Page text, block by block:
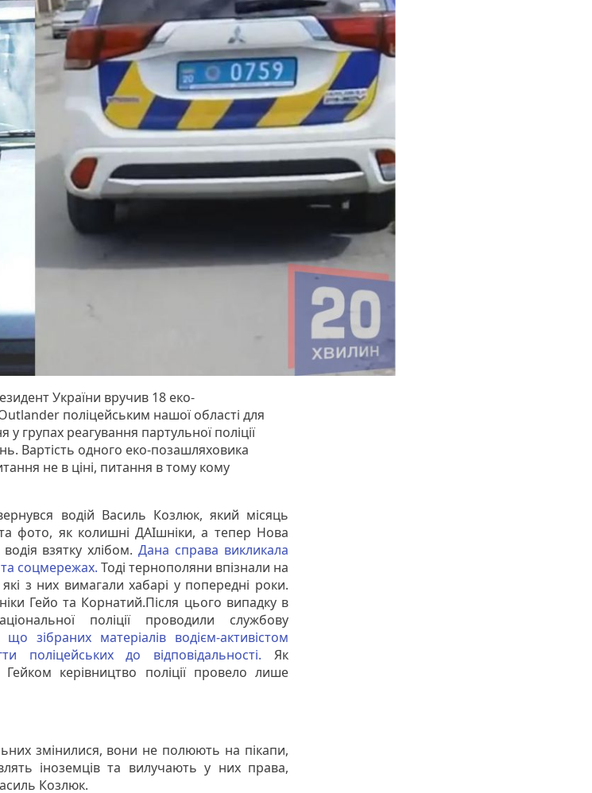
України вручив 18 еко-
поліцейським нашої області для
групах реагування партульної поліції
Вартість одного еко-позашляховика
не в ціні, питання в тому кому
водій Василь Козлюк, який місяць
фото, як колишні ДАІшніки, а тепер Нова
взятку хлібом.Дана справа викликала
соцмережах. Тоді тернополяни впізнали на
які з них вимагали хабарі у попередні роки.
Гейо та Корнатий.Після цього випадку в
поліції проводили службову
зібраних матеріалів водієм-активістом
поліцейських до відповідальності. Як
керівництво поліції провело лише
змінилися, вони не полюють на пікапи,
іноземців та вилучають у них права,
Козлюк.